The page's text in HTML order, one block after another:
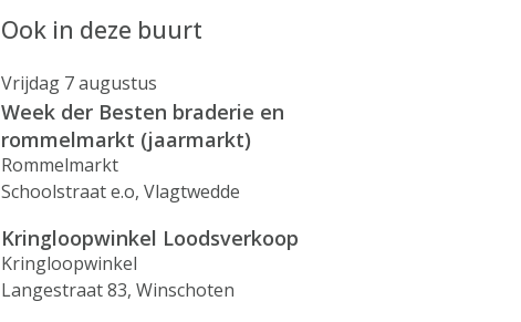
Ook in deze buurt
Vrijdag 7 augustus
Week der Besten braderie en
rommelmarkt (jaarmarkt)
Rommelmarkt
Schoolstraat e.o, Vlagtwedde
Kringloopwinkel Loodsverkoop
Kringloopwinkel
Langestraat 83, Winschoten